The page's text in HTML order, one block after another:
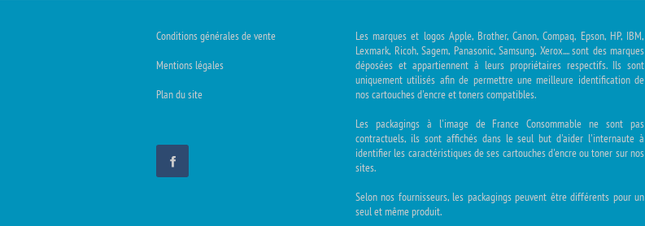
Conditions générales de vente
Mentions légales
Plan du site
Les marques et logos Apple, Brother, Canon, Compaq, Epson, HP, IBM,
Lexmark, Ricoh, Sagem, Panasonic, Samsung, Xerox.... sont des marques
déposées et appartiennent à leurs propriétaires respectifs. Ils sont
uniquement utilisés afin de permettre une meilleure identification de
nos cartouches d'encre et toners compatibles.
Les packagings à l'image de France Consommable ne sont pas
contractuels, ils sont affichés dans le seul but d'aider l'internaute à
identifier les caractéristiques de ses cartouches d'encre ou toner sur nos
sites.
Selon nos fournisseurs, les packagings peuvent être différents pour un
seul et même produit.